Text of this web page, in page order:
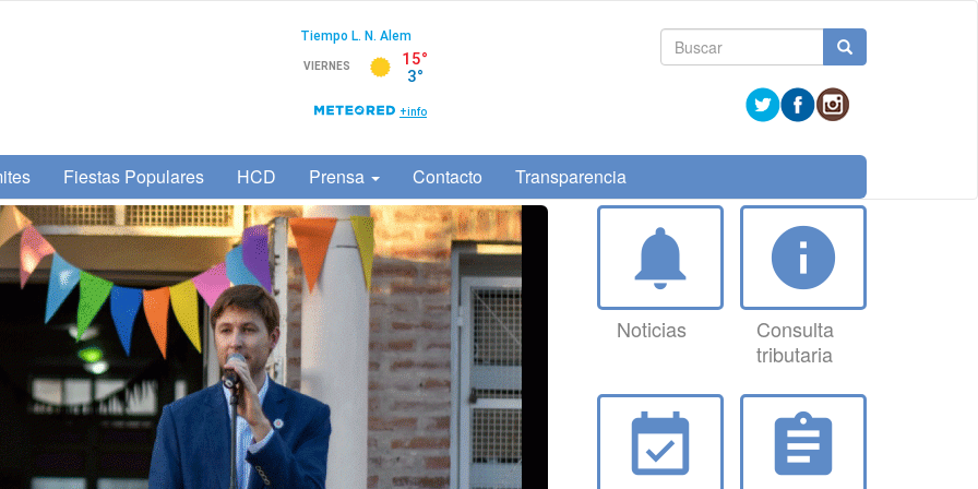
Formulario
búsqueda
Fiestas Populares HCD Prensa Contacto Transparencia
notifications
Noticias
info
Consulta
tributaria
event_available assignment